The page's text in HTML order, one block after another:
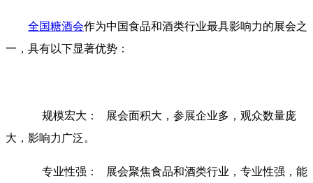
全国糖酒会作为中国食品和酒类行业最具影响力的展会之
一，具有以下显著优势：
规模宏大： 展会面积大，参展企业多，观众数量庞
大，影响力广泛。
专业性强： 展会聚焦食品和酒类行业，专业性强，能